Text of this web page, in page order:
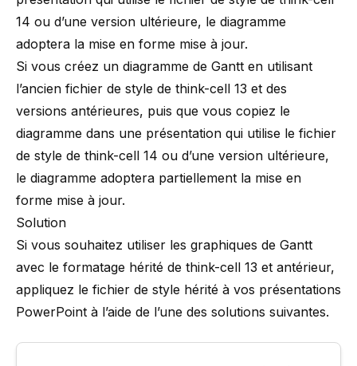
14 ou d’une version ultérieure, le diagramme
adoptera la mise en forme mise à jour.
Si vous créez un diagramme de Gantt en utilisant
l’ancien fichier de style de think-cell 13 et des
versions antérieures, puis que vous copiez le
diagramme dans une présentation qui utilise le fichier
de style de think-cell 14 ou d’une version ultérieure,
le diagramme adoptera partiellement la mise en
forme mise à jour.
Solution
Si vous souhaitez utiliser les graphiques de Gantt
avec le formatage hérité de think-cell 13 et antérieur,
appliquez le fichier de style hérité à vos présentations
PowerPoint à l’aide de l’une des solutions suivantes.